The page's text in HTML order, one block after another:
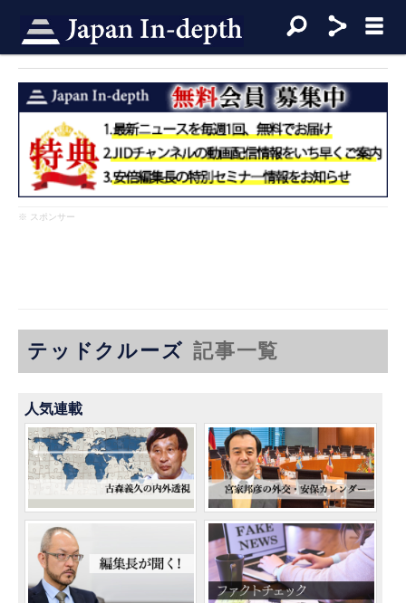
※ スポンサー
テッドクルーズ 記事一覧
人気連載